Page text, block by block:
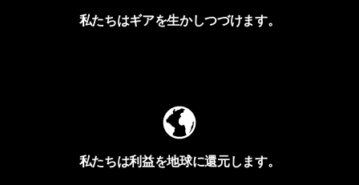
私たちはギアを生かしつづけます。
私たちは利益を地球に還元します。